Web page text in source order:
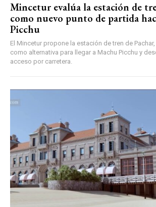
Mincetur evalúa la estación de
como nuevo punto de partida
Picchu
El Mincetur propone la estación de tren de
como alternativa para llegar a Machu Picchu y
acceso por carretera.